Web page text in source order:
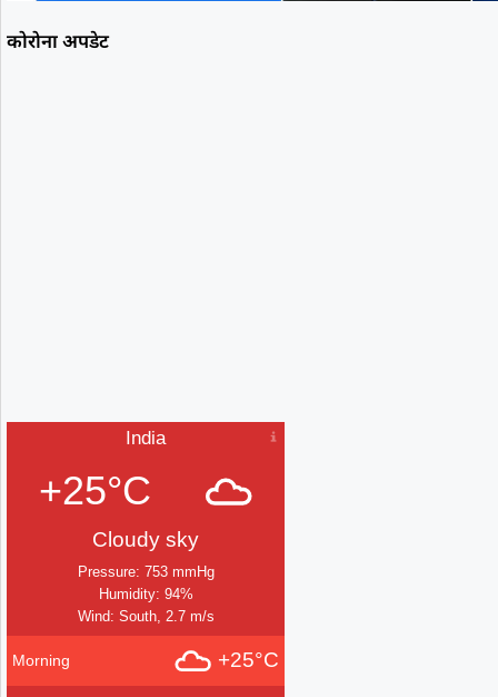
कोरोना अपडेट
India
+25°C
Cloudy sky
Pressure: 753 mmHg
Humidity: 94%
Wind: South, 2.7 m/s
Morning +25°C